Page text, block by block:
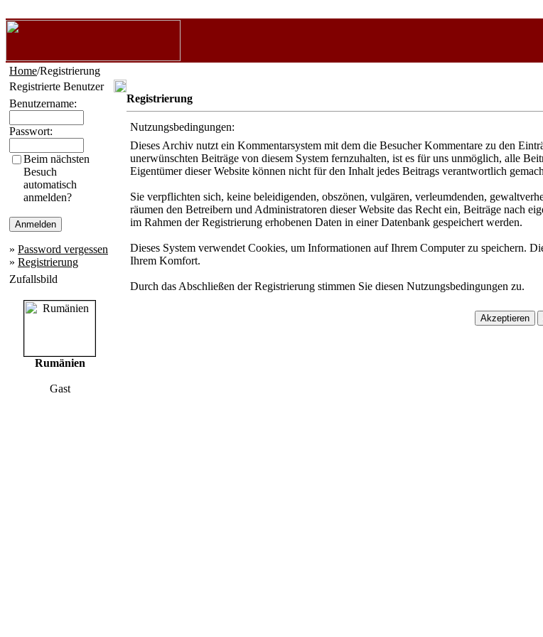
Home/Registrierung
Registrierte Benutzer
Benutzername:
Passwort:
Beim nächsten
Besuch
automatisch
anmelden?
» Password vergessen
» Registrierung
Zufallsbild
Rumänien
Gast
Registrierung
Nutzungsbedingungen:
Dieses Archiv nutzt ein Kommentarsystem mit dem die Besucher Kommentare zu den
unerwünschten Beiträge von diesem System fernzuhalten, ist es für uns unmöglich, alle
Eigentümer dieser Website können nicht für den Inhalt jedes Beitrags verantwortlich
Sie verpflichten sich, keine beleidigenden, obszönen, vulgären, verleumdenden,
räumen den Betreibern und Administratoren dieser Website das Recht ein, Beiträge nach
im Rahmen der Registrierung erhobenen Daten in einer Datenbank gespeichert werden.
Dieses System verwendet Cookies, um Informationen auf Ihrem Computer zu speichern.
Ihrem Komfort.
Durch das Abschließen der Registrierung stimmen Sie diesen Nutzungsbedingungen zu.